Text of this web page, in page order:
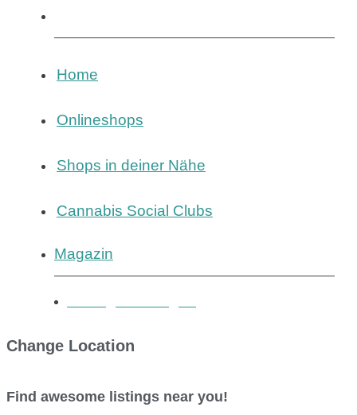
Home
Onlineshops
Shops in deiner Nähe
Cannabis Social Clubs
Magazin
Change Location
Find awesome listings near you!